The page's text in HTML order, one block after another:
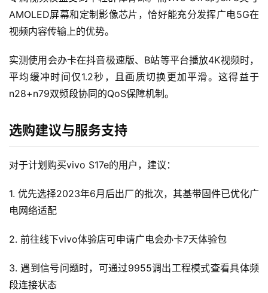
W
i
i
快
多
面
AMOLED屏幕和定制影像芯片，恰好能充分发挥广电5G在
视频内容传输上的优势。
实测使用会办卡在抖音极速版、B站等平台播放4K视频时，
平均缓冲时间仅1.2秒，且画质切换更加平滑。这得益于
n28+n79双频段协同的QoS保障机制。
选购建议与服务支持
对于计划购买vivo S17e的用户，建议：
1. 优先选择2023年6月后出厂的批次，其基带固件已优化广
电网络适配
2. 前往线下vivo体验店可申请广电会办卡7天体验包
3. 遇到信号问题时，可通过9955调出工程模式查看具体频
段连接状态